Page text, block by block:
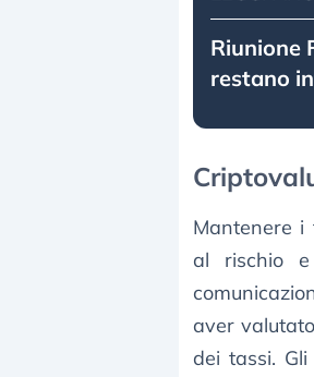
Riunione
restano
Mantenere i
al rischio e
aver
dei tassi.